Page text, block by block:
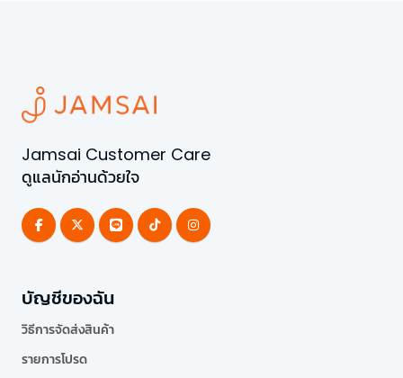
Jamsai Customer Care
ดูแลนักอ่านด้วยใจ
บัญชีของฉัน
วิธีการจัดส่งสินค้า
รายการโปรด